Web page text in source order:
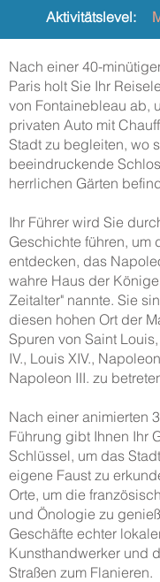
Aktivitätslevel:
Nach einer 40-
Paris holt Sie Ihr
von Fontainebleau ab,
privaten Auto mit
Stadt zu begleiten, wo
beeindruckende
herrlichen Gärten
Ihr Führer wird Sie
Geschichte führen, um
entdecken, das
wahre Haus der
Zeitalter" nannte. Sie
diesen hohen Ort der
Spuren von Saint
IV., Louis XIV.,
Napoleon III. zu
Nach einer animierten
Führung gibt Ihnen Ihr
Schlüssel, um das
eigene Faust zu
Orte, um die
und Önologie zu
Geschäfte echter
Kunsthandwerker und
Straßen zum Flanieren.